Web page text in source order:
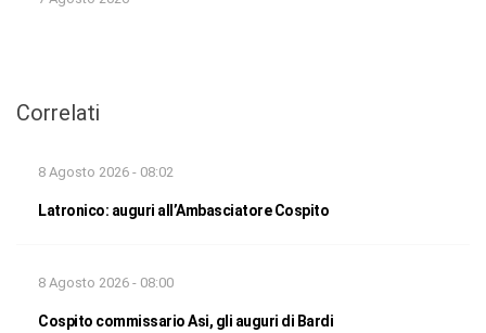
Correlati
8 Agosto 2026 - 08:02
Latronico: auguri all’Ambasciatore Cospito
8 Agosto 2026 - 08:00
Cospito commissario Asi, gli auguri di Bardi